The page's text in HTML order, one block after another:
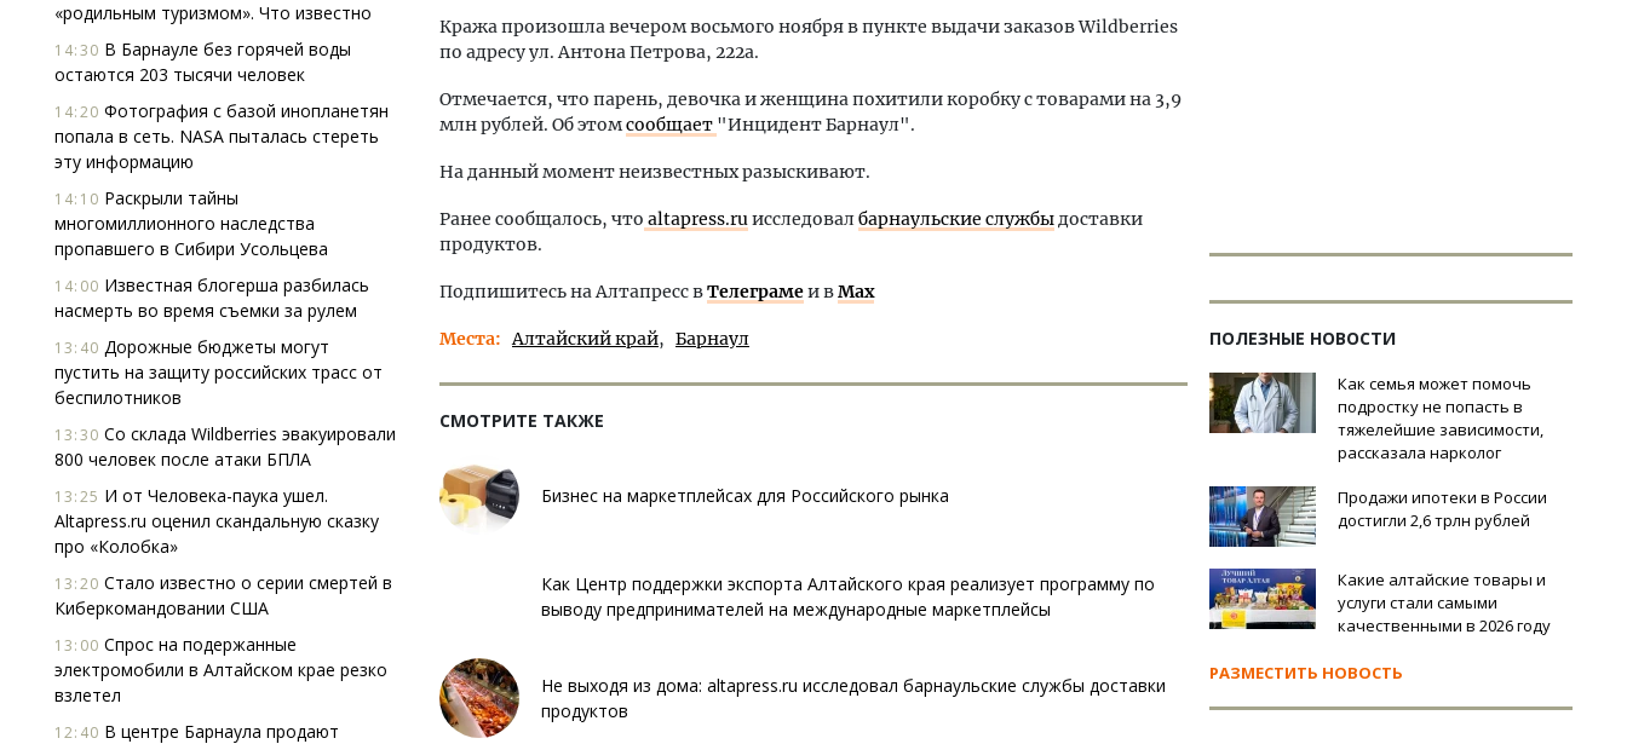
«родильным туризмом». Что известно
14:30 В Барнауле без горячей воды
остаются 203 тысячи человек
14:20 Фотография с базой инопланетян
попала в сеть. NASA пыталась стереть
эту информацию
14:10 Раскрыли тайны
многомиллионного наследства
пропавшего в Сибири Усольцева
14:00 Известная блогерша разбилась
насмерть во время съемки за рулем
13:40 Дорожные бюджеты могут
пустить на защиту российских трасс от
беспилотников
13:30 Со склада Wildberries эвакуировали
800 человек после атаки БПЛА
13:25 И от Человека-паука ушел.
Altapress.ru оценил скандальную сказку
про «Колобка»
13:20 Стало известно о серии смертей в
Киберкомандовании США
13:00 Спрос на подержанные
электромобили в Алтайском крае резко
взлетел
12:40 В центре Барнаула продают
Кража произошла вечером восьмого ноября в пункте выдачи заказов Wildberries
по адресу ул. Антона Петрова, 222а.
Отмечается, что парень, девочка и женщина похитили коробку с товарами на 3,9
млн рублей. Об этомсообщает "Инцидент Барнаул".
На данный момент неизвестных разыскивают.
Ранее сообщалось, что altapress.ruисследовалбарнаульские службыдоставки
продуктов.
Подпишитесь на Алтапресс вТелеграмеи вMax
Места Алтайский край Барнаул
СМОТРИТЕ ТАКЖЕ
Бизнес на маркетплейсах для Российского рынка
Как Центр поддержки экспорта Алтайского края реализует программу по
выводу предпринимателей на международные маркетплейсы
Не выходя из дома: altapress.ru исследовал барнаульские службы доставки
продуктов
ПОЛЕЗНЫЕ НОВОСТИ
Как семья может помочь
подростку не попасть в
тяжелейшие зависимости,
рассказала нарколог
Продажи ипотеки в России
достигли 2,6 трлн рублей
Какие алтайские товары и
услуги стали самыми
качественными в 2026 году
РАЗМЕСТИТЬ НОВОСТЬ